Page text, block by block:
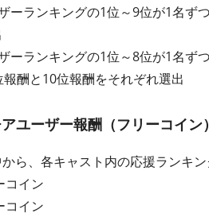
ーランキングの1位～9位が1名ず
ーランキングの1位～8位が1名ず
酬と10位報酬をそれぞれ選出
ユーザー報酬（フリーコイン）
ら、各キャスト内の応援ランキ
コイン
コイン